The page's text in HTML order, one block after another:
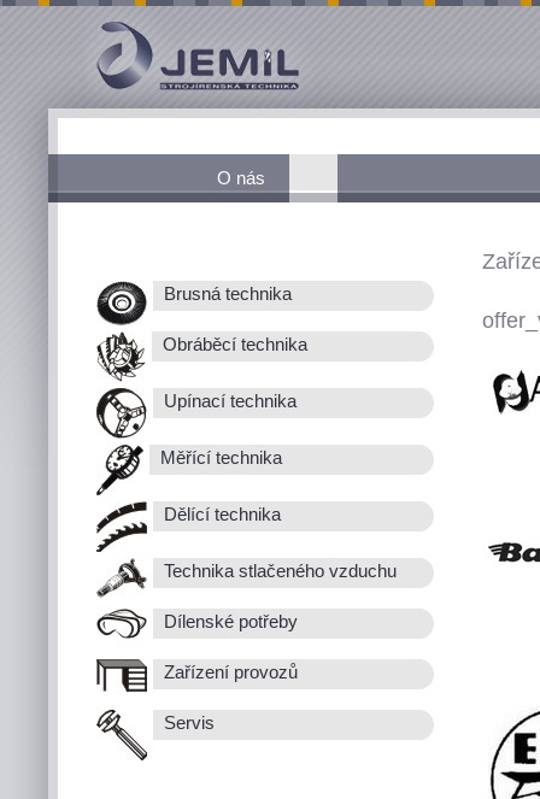
O nás
Brusná technika
Obráběcí technika
Upínací technika
Měřící technika
Dělící technika
Technika stlačeného vzduchu
Dílenské potřeby
Zařízení provozů
Servis